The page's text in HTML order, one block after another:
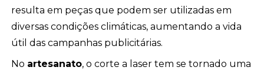
resulta em peças que podem ser utilizadas em
diversas condições climáticas, aumentando a vida
útil das campanhas publicitárias.
No artesanato, o corte a laser tem se tornado uma